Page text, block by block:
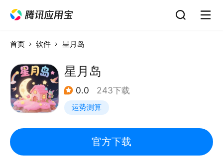
首页 软件 星月岛
星月岛
0.0 243下载
运势测算
官方下载